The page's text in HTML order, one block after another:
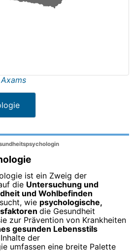
ist ein Zweig der
die Untersuchung und
und Wohlbefinden
wie psychologische,
die Gesundheit
zur Prävention von Krankheiten
gesunden Lebensstils
der
umfassen eine breite Palette